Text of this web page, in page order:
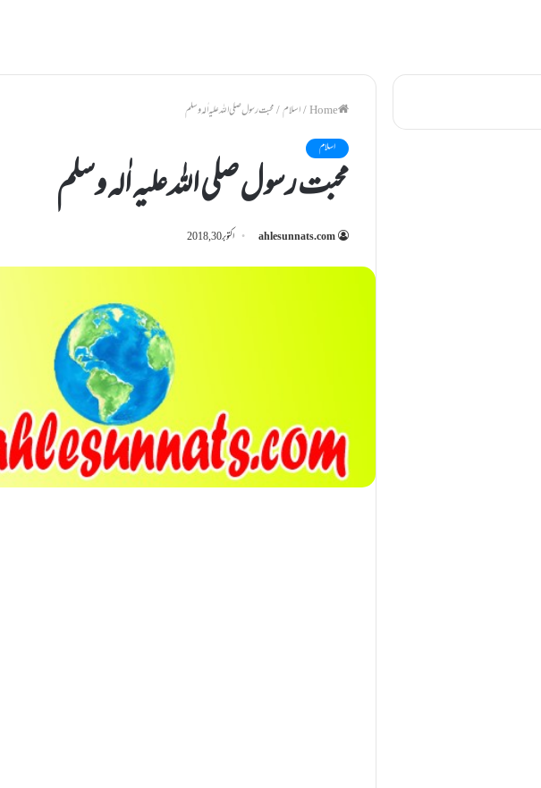
/اسلام/محبت رسول صلی اللہ علیہ اٰلہ وسلم
اسلام
محبت رسول صلی اللہ علیہ اٰلہ وسلم
ahlesunnats.com اکتوبر 30, 2018